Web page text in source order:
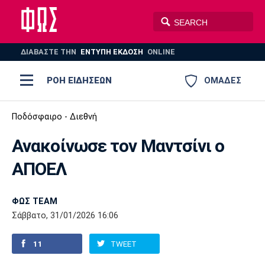
ΔΙΑΒΑΣΤΕ THN ΕΝΤΥΠΗ ΕΚΔΟΣΗ ONLINE
ΟΜΑΔΕΣ
ΡΟΗ ΕΙΔΗΣΕΩΝ
ΠΟΔΟΣΦΑΙΡΟ
AUTO-MOTO
Ποδόσφαιρο
Super League 1
Super League 2
Γ Εθνική
Ελλάδα
Μπάσκετ
Ελλάδα
Εθνική
EuroLeague
Ολυμπιακοί Αγώνες
Βόλεϊ
Πόλο
Ολυμπιακός
Παναθηναϊκός Ατρόμητος
Ποδόσφαιρο - Διεθνή
Ανακοίνωσε τον Μαντσίνι ο
ΑΠΟΕΛ
ΦΩΣ TEAM
Σάββατο, 31/01/2026 16:06
11 TWEET